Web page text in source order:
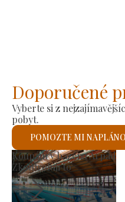
Doporučené
Vyberte si z
pobyt.
POMOZTE MI
Výrobní trh
Zkontroluji to